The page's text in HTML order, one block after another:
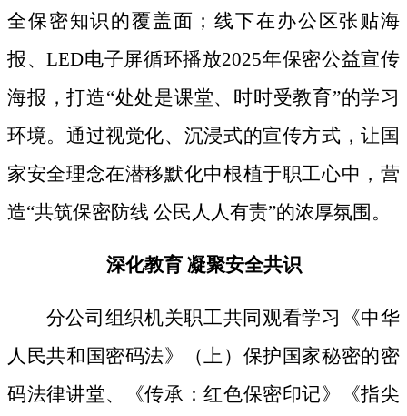
全保密知识的覆盖面；线下在办公区张贴海
报、LED电子屏循环播放2025年保密公益宣传
海报，打造“处处是课堂、时时受教育”的学习
环境。通过视觉化、沉浸式的宣传方式，让国
家安全理念在潜移默化中根植于职工心中，营
造“共筑保密防线 公民人人有责”的浓厚氛围。
深化教育凝聚安全共识
分公司组织机关职工共同观看学习《中华
人民共和国密码法》
（上）保护国家秘密的密
码法律讲堂、
《传承：红色保密印记》《指尖